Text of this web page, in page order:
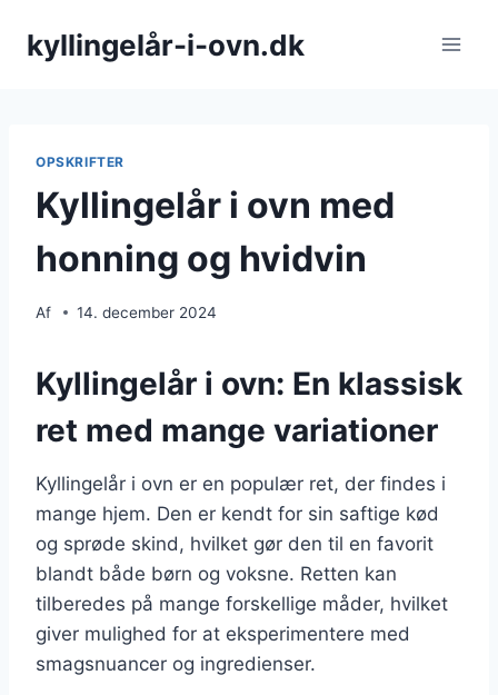
kyllingelår-i-ovn.dk
OPSKRIFTER
Kyllingelår i ovn med
honning og hvidvin
Af 14. december 2024
Kyllingelår i ovn: En klassisk
ret med mange variationer
Kyllingelår i ovn er en populær ret, der findes i
mange hjem. Den er kendt for sin saftige kød
og sprøde skind, hvilket gør den til en favorit
blandt både børn og voksne. Retten kan
tilberedes på mange forskellige måder, hvilket
giver mulighed for at eksperimentere med
smagsnuancer og ingredienser.